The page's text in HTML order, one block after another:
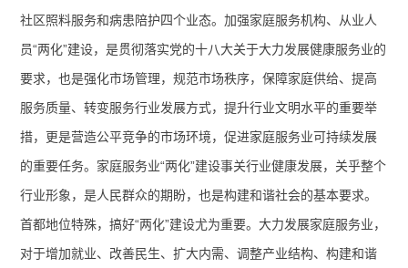
社区照料服务和病患陪护四个业态。加强家庭服务机构、从业人
员“两化”建设，是贯彻落实党的十八大关于大力发展健康服务业的
要求，也是强化市场管理，规范市场秩序，保障家庭供给、提高
服务质量、转变服务行业发展方式，提升行业文明水平的重要举
措，更是营造公平竞争的市场环境，促进家庭服务业可持续发展
的重要任务。 家庭服务业“两化”建设事关行业健康发展，关乎整个
行业形象，是人民群众的期盼，也是构建和谐社会的基本要求。
首都地位特殊，搞好“两化”建设尤为重要。大力发展家庭服务业，
对于增加就业、改善民生、扩大内需、调整产业结构、构建和谐